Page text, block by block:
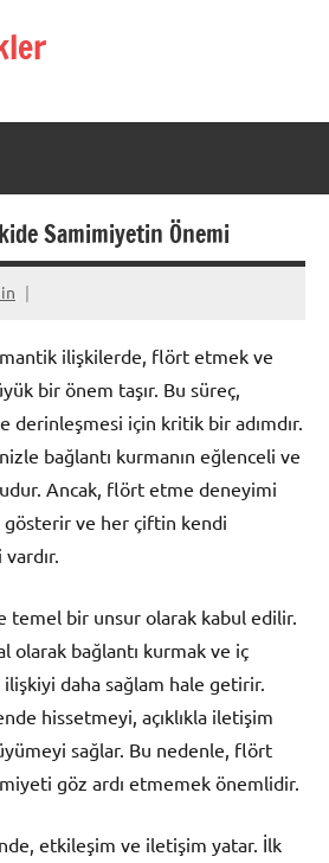
Samimiyetin Önemi
ilişkilerde, flört etmek ve
bir önem taşır. Bu süreç,
derinleşmesi için kritik bir adımdır.
bağlantı kurmanın eğlenceli ve
Ancak, flört etme deneyimi
gösterir ve her çiftin kendi
temel bir unsur olarak kabul edilir.
olarak bağlantı kurmak ve iç
ilişkiyi daha sağlam hale getirir.
hissetmeyi, açıklıkla iletişim
sağlar. Bu nedenle, flört
göz ardı etmemek önemlidir.
etkileşim ve iletişim yatar. İlk